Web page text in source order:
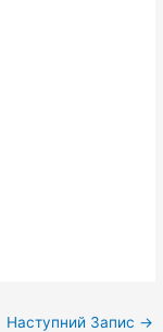
Наступний Запис →